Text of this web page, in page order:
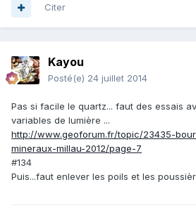
Citer
Kayou
Posté(e) 24 juillet 2014
Pas si facile le quartz... faut des essais
variables de lumière ...
http://www.geoforum.fr/topic/23435-
mineraux-millau-2012/page-7
#134
Puis...faut enlever les poils et les